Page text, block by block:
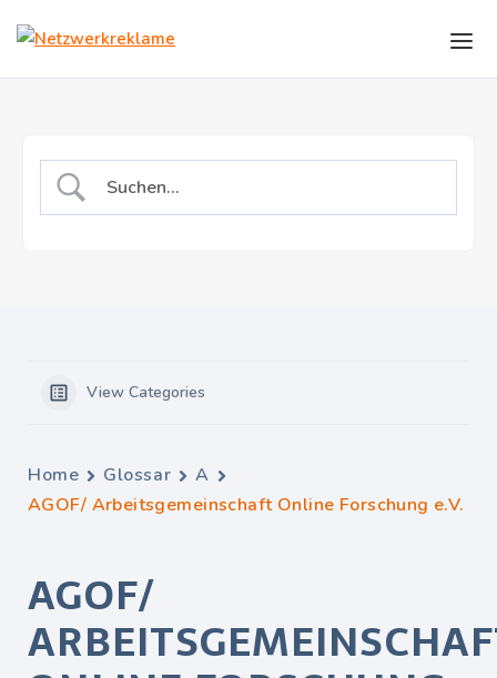
View Categories
Home Glossar
A
AGOF/ Arbeitsgemeinschaft Online Forschung e.V.
AGOF/